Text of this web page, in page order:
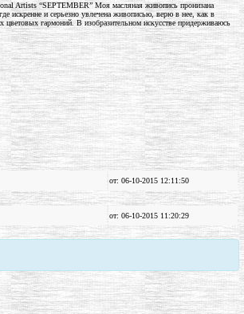
Artists “SEPTEMBER” Моя масляная живопись пронизана
искренне и серьезно увлечена живописью, верю в нее, как в
гармоний. В изобразительном искусстве придерживаюсь
от: 06-10-2015 12:11:50
от: 06-10-2015 11:20:29